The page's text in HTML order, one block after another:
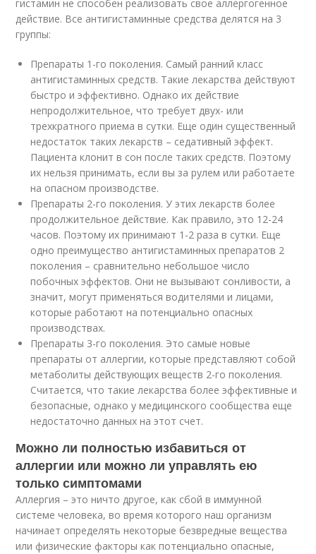
гистамин не способен реализовать свое аллергогенное
действие. Все антигистаминные средства делятся на 3
группы:
Препараты 1-го поколения. Самый ранний класс
антигистаминных средств. Такие лекарства действуют
быстро и эффективно. Однако их действие
непродолжительное, что требует двух- или
трехкратного приема в сутки. Еще один существенный
недостаток таких лекарств – седативный эффект.
Пациента клонит в сон после таких средств. Поэтому
их нельзя принимать, если вы за рулем или работаете
на опасном производстве.
Препараты 2-го поколения. У этих лекарств более
продолжительное действие. Как правило, это 12-24
часов. Поэтому их принимают 1-2 раза в сутки. Еще
одно преимущество антигистаминных препаратов 2
поколения – сравнительно небольшое число
побочных эффектов. Они не вызывают сонливости, а
значит, могут применяться водителями и лицами,
которые работают на потенциально опасных
производствах.
Препараты 3-го поколения. Это самые новые
препараты от аллергии, которые представляют собой
метаболиты действующих веществ 2-го поколения.
Считается, что такие лекарства более эффективные и
безопасные, однако у медицинского сообщества еще
недостаточно данных на этот счет.
Можно ли полностью избавиться от
аллергии или можно ли управлять ею
только симптомами
Аллергия – это ничто другое, как сбой в иммунной
системе человека, во время которого наш организм
начинает определять некоторые безвредные вещества
или физические факторы как потенциально опасные,